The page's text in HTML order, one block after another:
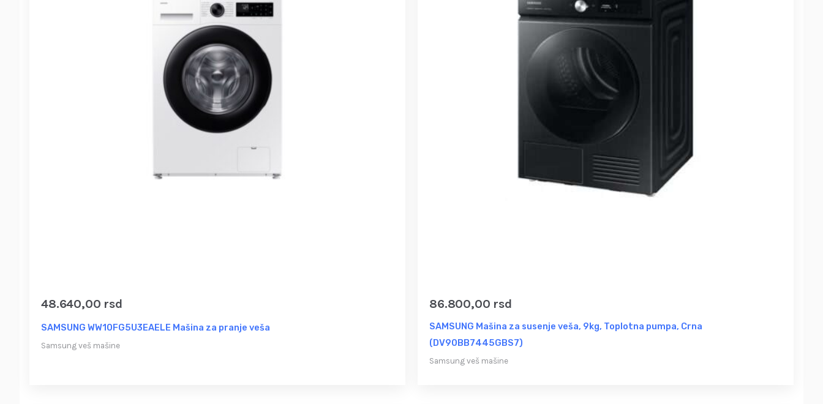
48.640,00 rsd
SAMSUNG WW10FG5U3EAELE Mašina za pranje veša
Samsung veš mašine
86.800,00 rsd
SAMSUNG Mašina za susenje veša, 9kg, Toplotna pumpa, Crna
(DV90BB7445GBS7)
Samsung veš mašine